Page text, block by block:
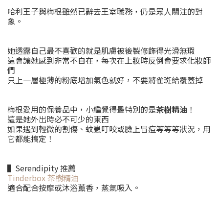
哈利王子與梅根雖然已辭去王室職務，仍是眾人關注的對
象。
她透露自己最不喜歡的就是肌膚被後製修飾得光滑無瑕
這會讓她感到非常不自在，每次在上妝時反倒會要求化妝師
們
只上一層極薄的粉底增加氣色就好，不要將雀斑給覆蓋掉
梅根愛用的保養品中，小編覺得最特別的是茶樹精油 ！
這是她外出時必不可少的東西
如果遇到輕微的割傷、蚊蟲叮咬或臉上冒痘等等等狀況，用
它都能搞定！
▌Serendipity 推薦
Tinderbox 茶樹精油
適合配合按摩或沐浴薰香，蒸氣吸入。